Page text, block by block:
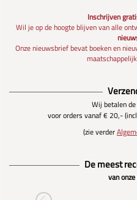
Inschrijven
Wil je op de hoogte blijven van alle
Onze nieuwsbrief bevat boeken en
Wij betalen
voor orders vanaf € 20,-
(zie verder
De meest
van